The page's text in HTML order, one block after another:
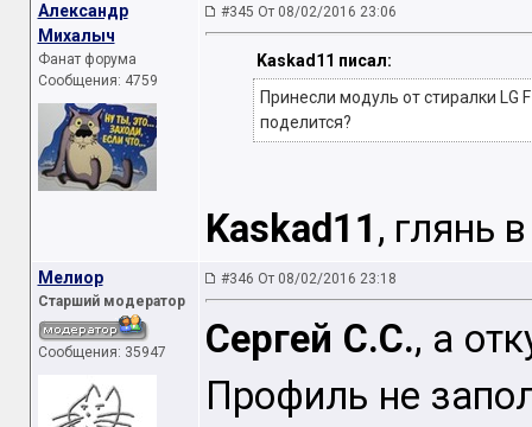
Александр
Михалыч
Фанат форума
Сообщения: 4759
#345 От 08/02/2016 23:06
Kaskad11 писал:
Принесли модуль от стиралки LG
поделится?
Kaskad11 , глянь
Мелиор
Старший модератор
Сообщения: 35947
#346 От 08/02/2016 23:18
Сергей С.С., а
Профиль не